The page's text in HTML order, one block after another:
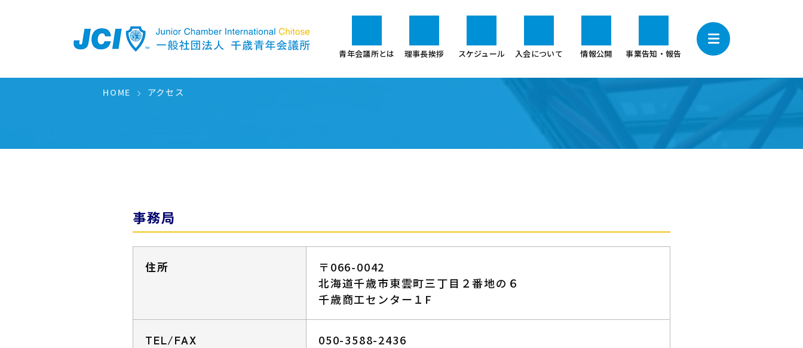
青年会議所とは 理事長挨拶 スケジュール 入会について 情報公開 事業告知・報告
アクセス
HOME アクセス
事務局
住所
〒066-0042
北海道千歳市東雲町三丁目２番地の６
千歳商工センター１F
TEL/FAX 050-3588-2436